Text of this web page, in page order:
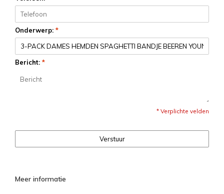
Onderwerp: *
Bericht: *
* Verplichte velden
Verstuur
Meer informatie